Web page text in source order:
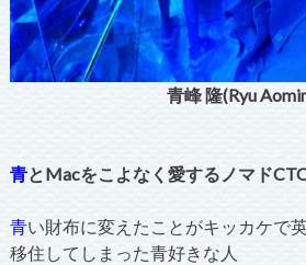
青峰 隆(Ryu
青とMacをこよなく愛するノマド
青い財布に変えたことがキッカケで
移住してしまった青好きな人